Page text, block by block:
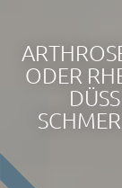
ODER